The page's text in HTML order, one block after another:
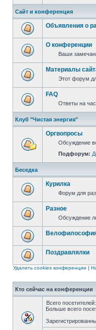
Сайт и конференция
Объявления о
О конференции
Ваши
Материалы
Этот форум
FAQ
Ответы на
Клуб "Чистая энергия"
Оргвопросы
Обсуждение
Подфорум:
Беседка
Курилка
Форум для
Разное
Обсуждение
Поздравлялки
Удалить cookies конференции |
Кто сейчас на конференции
Всего посетителей:
Больше всего